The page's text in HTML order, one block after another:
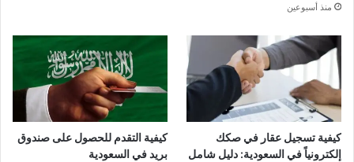
منذ أسبوعين
كيفية تسجيل عقار في صكك
إلكترونياً في السعودية: دليل شامل
كيفية التقدم للحصول على صندوق
بريد في السعودية